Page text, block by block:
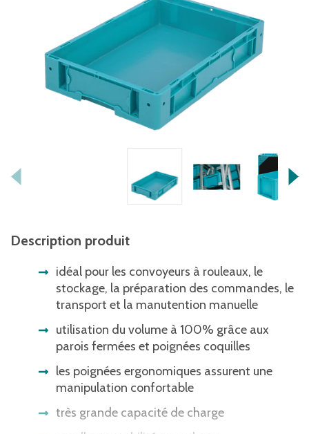
Description produit
idéal pour les convoyeurs à rouleaux, le
stockage, la préparation des commandes, le
transport et la manutention manuelle
utilisation du volume à 100% grâce aux
parois fermées et poignées coquilles
les poignées ergonomiques assurent une
manipulation confortable
très grande capacité de charge